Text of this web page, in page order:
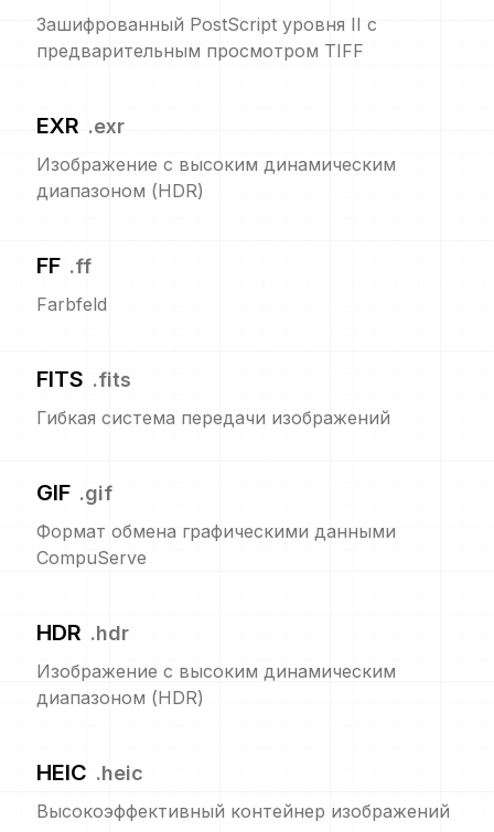
Зашифрованный PostScript уровня II с
предварительным просмотром TIFF
EXR .exr
Изображение с высоким динамическим
диапазоном (HDR)
FF .ff
Farbfeld
FITS .fits
Гибкая система передачи изображений
GIF .gif
Формат обмена графическими данными
CompuServe
HDR .hdr
Изображение с высоким динамическим
диапазоном (HDR)
HEIC .heic
Высокоэффективный контейнер изображений